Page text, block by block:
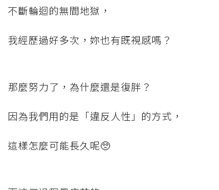
不斷輪迴的無間地獄，
我經歷過好多次，妳也有既視感嗎？
那麼努力了，為什麼還是復胖？
因為我們用的是「違反人性」的方式，
這樣怎麼可能長久呢🥺